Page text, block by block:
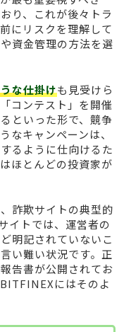
り、これが後々トラ
にリスクを理解して
資金管理の方法を選
な仕掛けも見受けら
コンテスト」を開催
といった形で、競争
なキャンペーンは、
るように仕向けるた
ほとんどの投資家が
詐欺サイトの典型的
イトでは、運営者の
明記されていないこ
い難い状況です。正
告書が公開されてお
にはそのよ